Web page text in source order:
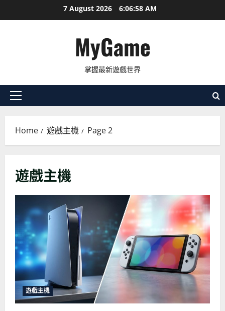
to
7 August 2026 6:06:59 AM
MyGame
掌握最新遊戲世界
Primary
Home 遊戲主機 Page 2
遊戲主機
遊戲主機